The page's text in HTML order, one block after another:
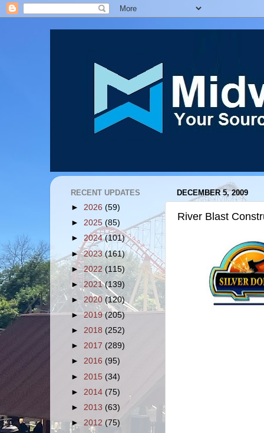
DECEMBER 5, 2009
River Blast
RECENT UPDATES
► 2026 (59)
► 2025 (85)
► 2024(101)
►2023(161)
►2022(115)
► 2021(139)
► 2020 (120)
►2019(205)
► 2018 (252)
► 2017 (289)
► 2016 (95)
► 2015 (34)
► 2014 (75)
► 2013 (63)
► 2012 (75)